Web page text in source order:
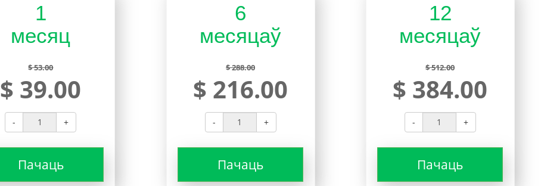
1
месяц
$ 53.00
$ 39.00
- +
Пачаць
6
месяцаў
$ 288.00
$ 216.00
- +
Пачаць
12
месяцаў
$ 512.00
$ 384.00
- +
Пачаць